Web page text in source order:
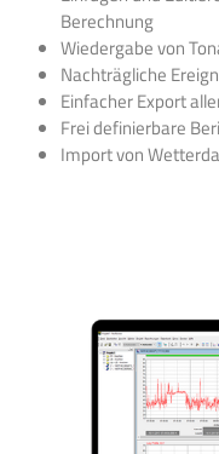
Berechnung
Wiedergabe von
Nachträgliche
Einfacher Export
Frei definierbare
Import von